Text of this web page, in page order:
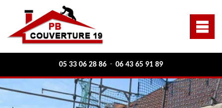
05 33 06 28 86 - 06 43 65 91 89